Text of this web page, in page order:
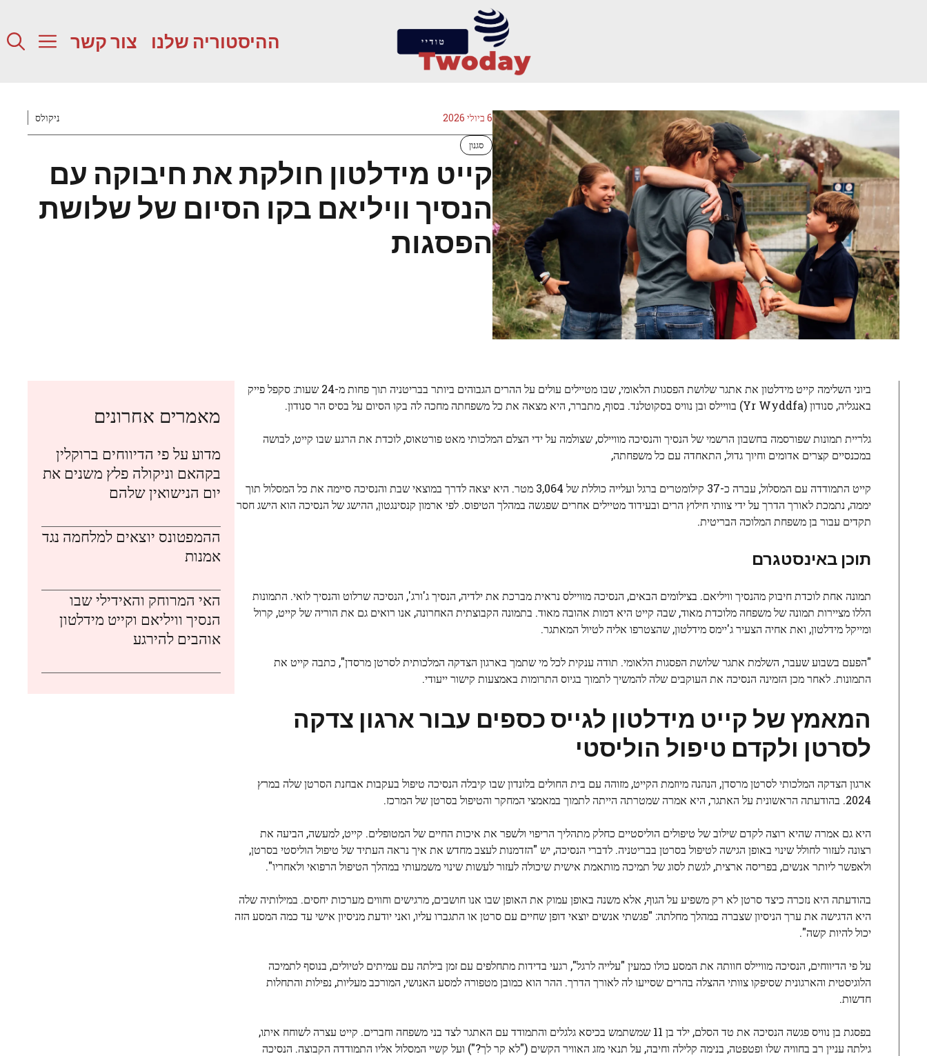
ההיסטוריה שלנו צור קשר
6 ביולי 2026 ניקולס
סגנון
קייט מידלטון חולקת את חיבוקה עם
הנסיך וויליאם בקו הסיום של שלושת
הפסגות
ביוני השלימה קייט מידלטון את אתגר שלושת הפסגות הלאומי, שבו מטיילים עולים על ההרים הגבוהים ביותר בבריטניה תוך פחות מ-24 שעות: סקפל פייק
באנגליה, סנודון (Yr Wyddfa) בוויילס ובן נוויס בסקוטלנד. בסוף, מתברר, היא מצאה את כל משפחתה מחכה לה בקו הסיום על בסיס הר סנודון.
גלריית תמונות שפורסמה בחשבון הרשמי של הנסיך והנסיכה מוויילס, שצולמה על ידי הצלם המלכותי מאט פורטאוס, לוכדת את הרגע שבו קייט, לבושה
במכנסיים קצרים אדומים וחיוך גדול, התאחדה עם כל משפחתה,
קייט התמודדה עם המסלול, עברה כ-37 קילומטרים ברגל ועלייה כוללת של 3,064 מטר. היא יצאה לדרך במוצאי שבת והנסיכה סיימה את כל המסלול תוך
יממה, נתמכת לאורך הדרך על ידי צוותי חילוץ הרים ובעידוד מטיילים אחרים שפגשה במהלך הטיפוס. לפי ארמון קנסינגטון, ההישג של הנסיכה הוא הישג חסר
תקדים עבור בן משפחת המלוכה הבריטית.
תוכן באינסטגרם
תמונה אחת לוכדת חיבוק מהנסיך וויליאם. בצילומים הבאים, הנסיכה מוויילס נראית מברכת את ילדיה, הנסיך ג'ורג', הנסיכה שרלוט והנסיך לואי. התמונות
הללו מציירות תמונה של משפחה מלוכדת מאוד, שבה קייט היא דמות אהובה מאוד. בתמונה הקבוצתית האחרונה, אנו רואים גם את הוריה של קייט, קרול
ומייקל מידלטון, ואת אחיה הצעיר ג'יימס מידלטון, שהצטרפו אליה לטיול המאתגר.
"הפעם בשבוע שעבר, השלמת אתגר שלושת הפסגות הלאומי. תודה ענקית לכל מי שתמך בארגון הצדקה המלכותית לסרטן מרסדן", כתבה קייט את
התמונות. לאחר מכן הזמינה הנסיכה את העוקבים שלה להמשיך לתמוך בגיוס התרומות באמצעות קישור ייעודי.
המאמץ של קייט מידלטון לגייס כספים עבור ארגון צדקה
לסרטן ולקדם טיפול הוליסטי
ארגון הצדקה המלכותי לסרטן מרסדן, הנהנה מיוזמת הקייט, מזוהה עם בית החולים בלונדון שבו קיבלה הנסיכה טיפול בעקבות אבחנת הסרטן שלה במרץ
2024. בהודעתה הראשונית על האתגר, היא אמרה שמטרתה הייתה לתמוך במאמצי המחקר והטיפול בסרטן של המרכז.
היא גם אמרה שהיא רוצה לקדם שילוב של טיפולים הוליסטיים כחלק מתהליך הריפוי ולשפר את איכות החיים של המטופלים. קייט, למעשה, הביעה את
רצונה לעזור לחולל שינוי באופן הגישה לטיפול בסרטן בבריטניה. לדברי הנסיכה, יש "הזדמנות לעצב מחדש את איך נראה העתיד של טיפול הוליסטי בסרטן,
ולאפשר ליותר אנשים, בפריסה ארצית, לגשת לסוג של תמיכה מותאמת אישית שיכולה לעזור לעשות שינוי משמעותי במהלך הטיפול הרפואי ולאחריו".
בהודעתה היא נזכרה כיצד סרטן לא רק משפיע על הגוף, אלא משנה באופן עמוק את האופן שבו אנו חושבים, מרגישים וחווים מערכות יחסים. במילותיה שלה
היא הדגישה את ערך הניסיון שצברה במהלך מחלתה: "פגשתי אנשים יוצאי דופן שחיים עם סרטן או התגברו עליו, ואני יודעת מניסיון אישי עד כמה המסע הזה
יכול להיות קשה".
על פי הדיווחים, הנסיכה מוויילס חוותה את המסע כולו כמעין "עלייה לרגל", רגעי בדידות מתחלפים עם זמן בילתה עם עמיתים לטיולים, בנוסף לתמיכה
הלוגיסטית והארגונית שסיפקו צוותי ההצלה בהרים שסייעו לה לאורך הדרך. ההר הוא כמובן מטפורה למסע האנושי, המורכב מעליות, נפילות והתחלות
חדשות.
בפסגת בן נוויס פגשה הנסיכה את טד הסלם, ילד בן 11 שמשתמש בכיסא גלגלים והתמודד עם האתגר לצד בני משפחה וחברים. קייט עצרה לשוחח איתו,
גילתה עניין רב בחוויה שלו ופטפטה, בנימה קלילה וחיבה, על תנאי מזג האוויר הקשים ("לא קר לך?") ועל קשיי המסלול אליו התמודדה הקבוצה. הנסיכה
מאמרים אחרונים
מדוע על פי הדיווחים ברוקלין
בקהאם וניקולה פלץ משנים את
יום הנישואין שלהם
ההמפטונס יוצאים למלחמה נגד
אמנות
האי המרוחק והאידילי שבו
הנסיך וויליאם וקייט מידלטון
אוהבים להירגע